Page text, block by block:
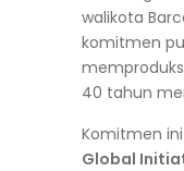
walikota
komitmen
40 tahun
Komitmen
Global